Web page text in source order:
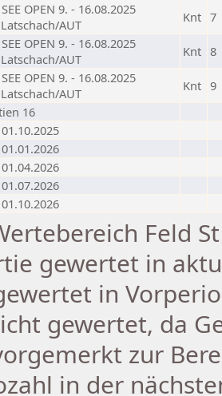
OPEN 9. - 16.08.2025
AUT
Knt 7
OPEN 9. - 16.08.2025
AUT
Knt 8
OPEN 9. - 16.08.2025
AUT
Knt 9
16
Feld
gewertet in
in
gewertet, da
zur
in der